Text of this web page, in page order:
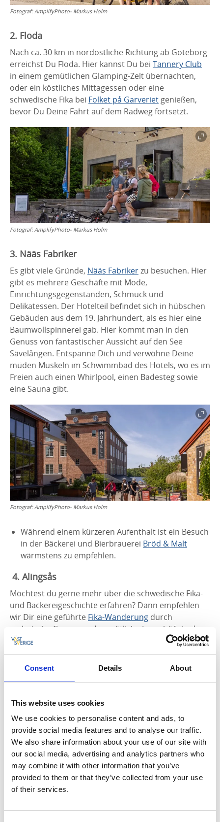
Consent Details About
This website uses cookies
We use cookies to personalise content and ads, to
provide social media features and to analyse our traffic.
We also share information about your use of our site with
our social media, advertising and analytics partners who
may combine it with other information that you’ve
provided to them or that they’ve collected from your use
of their services.
Fotograf: AmplifyPhoto- Markus Holm
2. Floda
Nach ca. 30 km in nordöstliche Richtung ab Göteborg
erreichst Du Floda. Hier kannst Du bei Tannery Club
in einem gemütlichen Glamping-Zelt übernachten,
oder ein köstliches Mittagessen oder eine
schwedische Fika bei Folket på Garveriet genießen,
bevor Du Deine Fahrt auf dem Radweg fortsetzt.
Fotograf: AmplifyPhoto- Markus Holm
3. Nääs Fabriker
Es gibt viele Gründe, Nääs Fabrikerzu besuchen. Hier
gibt es mehrere Geschäfte mit Mode,
Einrichtungsgegenständen, Schmuck und
Delikatessen. Der Hotelteil befindet sich in hübschen
Gebäuden aus dem 19. Jahrhundert, als es hier eine
Baumwollspinnerei gab. Hier kommt man in den
Genuss von fantastischer Aussicht auf den See
Sävelången. Entspanne Dich und verwöhne Deine
müden Muskeln im Schwimmbad des Hotels, wo es im
Freien auch einen Whirlpool, einen Badesteg sowie
eine Sauna gibt.
Fotograf: AmplifyPhoto- Markus Holm
Während einem kürzeren Aufenthalt ist ein Besuch
in der Bäckerei und Bierbrauerei Bröd & Malt
wärmstens zu empfehlen.
4. Alingsås
Möchtest du gerne mehr über die schwedische Fika-
und Bäckereigeschichte erfahren? Dann empfehlen
wir Dir eine geführte Fika-Wanderung durch
malerische Gassen und gemütliche Innenhöfe in der
schwedischen
Wanderungspaket mit Übernachtung buchen.
Fotograf: Monika Manowska